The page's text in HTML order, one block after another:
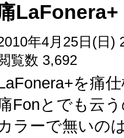
LaFonera+
年4月25日(日)
覧数 3,692
を痛
Fonとでも云
ラーで無いの